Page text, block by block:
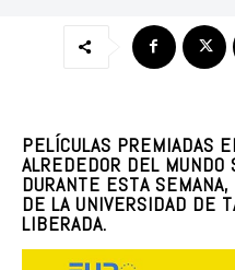
PELÍCULAS PREMIADAS
ALREDEDOR DEL
DURANTE ESTA
DE LA UNIVERSIDAD DE
LIBERADA.